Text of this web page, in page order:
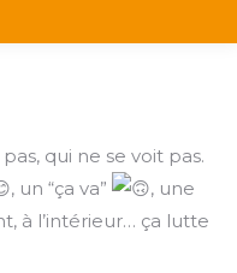
qui ne se voit pas.
, un “ça va”
, une
à l’intérieur… ça lutte